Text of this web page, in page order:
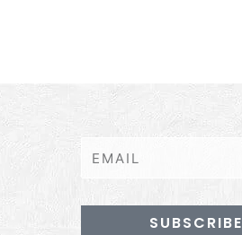
SUBSCRIBE